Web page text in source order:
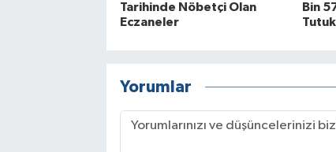
Tarihinde Nöbetçi Olan
Eczaneler
Bin
Yorumlar